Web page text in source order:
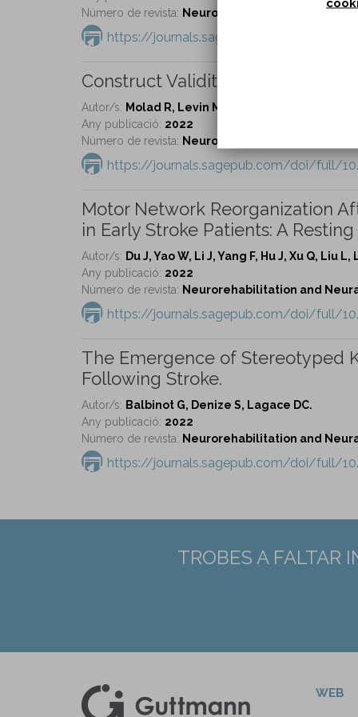
Número de revista: Neurorehabilitation and Neural
https://journals.sagepub.com/doi/full/
Construct Validity of the Upper-
Autor/s: Molad R, Levin MF.
Any publicació: 2022
Número de revista: Neurorehabilitation and Neural
https://journals.sagepub.com/doi/full/
Motor Network Reorganization
in Early Stroke Patients: A
Autor/s: Du J, Yao W, Li J, Yang F, Hu J, Xu Q, Liu
Any publicació: 2022
Número de revista: Neurorehabilitation and
https://journals.sagepub.com/doi/full/
The Emergence of Stereotyped
Following Stroke.
Autor/s: Balbinot G, Denize S, Lagace DC.
Any publicació: 2022
Número de revista: Neurorehabilitation and
https://journals.sagepub.com/doi/full/
TROBES A FALTAR
WEB